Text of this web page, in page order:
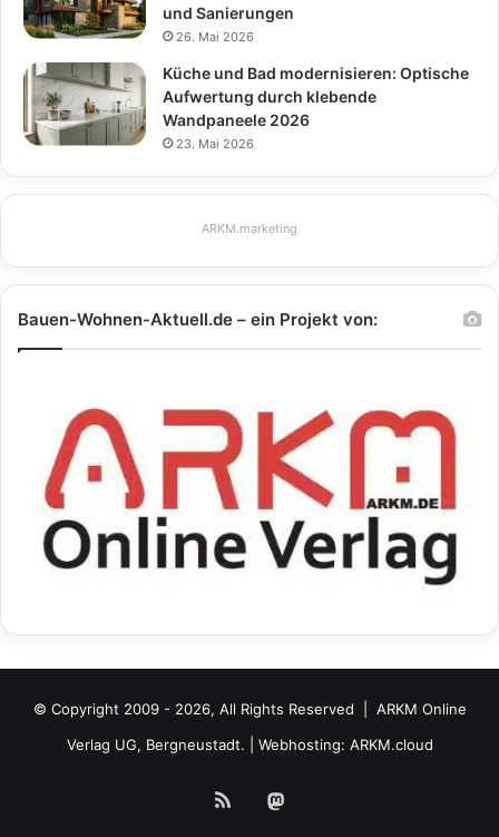
und Sanierungen
26. Mai 2026
Küche und Bad modernisieren: Optische
Aufwertung durch klebende
Wandpaneele 2026
23. Mai 2026
ARKM.marketing
Bauen-Wohnen-Aktuell.de – ein Projekt von:
© Copyright 2009 - 2026, All Rights Reserved | ARKM Online
Verlag UG, Bergneustadt. | Webhosting: ARKM.cloud
RSS